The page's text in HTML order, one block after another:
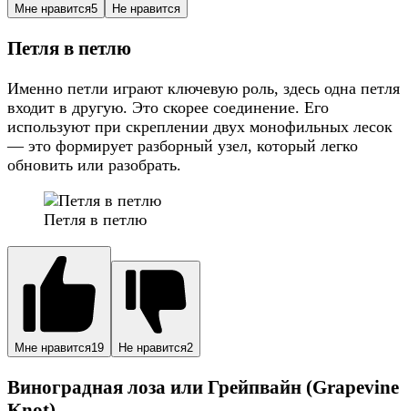
Мне нравится5 Не нравится
Петля в петлю
Именно петли играют ключевую роль, здесь одна петля
входит в другую. Это скорее соединение. Его
используют при скреплении двух монофильных лесок
— это формирует разборный узел, который легко
обновить или разобрать.
Петля в петлю
Мне нравится19 Не нравится2
Виноградная лоза или Грейпвайн (Grapevine